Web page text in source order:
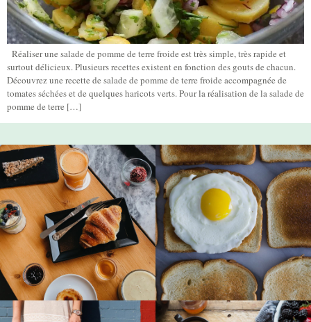
Réaliser une salade de pomme de terre froide est très simple, très rapide et
surtout délicieux. Plusieurs recettes existent en fonction des gouts de chacun.
Découvrez une recette de salade de pomme de terre froide accompagnée de
tomates séchées et de quelques haricots verts. Pour la réalisation de la salade de
pomme de terre […]